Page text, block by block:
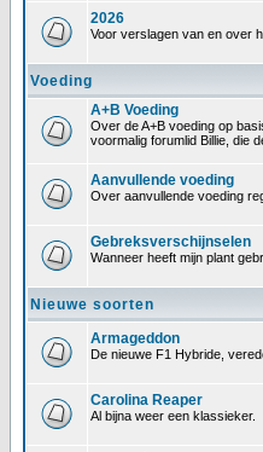
2026
Voor verslagen van en over
Voeding
A+B Voeding
Over de A+B voeding op
voormalig forumlid Billie, die
Aanvullende voeding
Over aanvullende voeding
Gebreksverschijnselen
Wanneer heeft mijn plant
Nieuwe soorten
Armageddon
De nieuwe F1 Hybride,
Carolina Reaper
Al bijna weer een klassieker.